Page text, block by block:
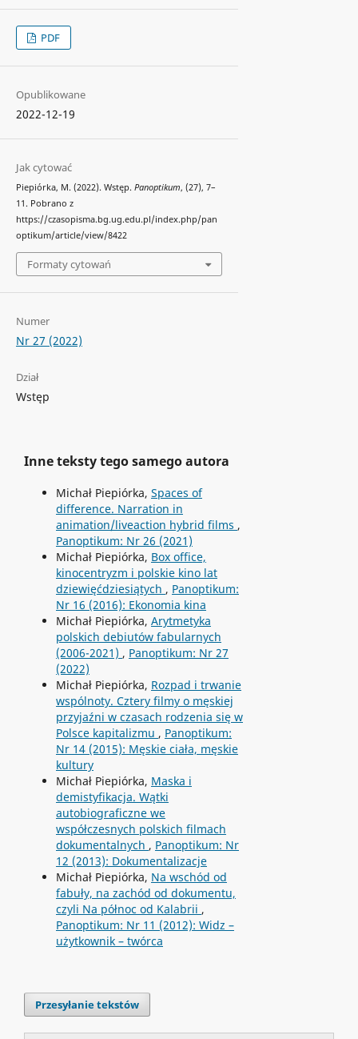
PDF
Opublikowane
2022-12-19
Jak cytować
Piepiórka, M. (2022). Wstęp. Panoptikum, (27), 7–
11. Pobrano z
https://czasopisma.bg.ug.edu.pl/index.php/pan
optikum/article/view/8422
Formaty cytowań
Numer
Nr 27 (2022)
Dział
Wstęp
Inne teksty tego samego autora
Michał Piepiórka, Spaces of
difference. Narration in
animation/liveaction hybrid films ,
Panoptikum: Nr 26 (2021)
Michał Piepiórka, Box office,
kinocentryzm i polskie kino lat
dziewięćdziesiątych , Panoptikum:
Nr 16 (2016): Ekonomia kina
Michał Piepiórka, Arytmetyka
polskich debiutów fabularnych
(2006-2021) , Panoptikum: Nr 27
(2022)
Michał Piepiórka, Rozpad i trwanie
wspólnoty. Cztery filmy o męskiej
przyjaźni w czasach rodzenia się w
Polsce kapitalizmu , Panoptikum:
Nr 14 (2015): Męskie ciała, męskie
kultury
Michał Piepiórka, Maska i
demistyfikacja. Wątki
autobiograficzne we
współczesnych polskich filmach
dokumentalnych , Panoptikum: Nr
12 (2013): Dokumentalizacje
Michał Piepiórka, Na wschód od
fabuły, na zachód od dokumentu,
czyli Na północ od Kalabrii ,
Panoptikum: Nr 11 (2012): Widz –
użytkownik – twórca
Przesyłanie tekstów